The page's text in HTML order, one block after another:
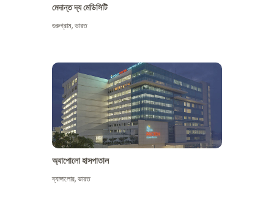
মেদান্ত দ্য মেডিসিটি
গুরুগ্রাম,ভারত
অ্যাপোলো হাসপাতাল
ব্যাঙ্গালোর,ভারত